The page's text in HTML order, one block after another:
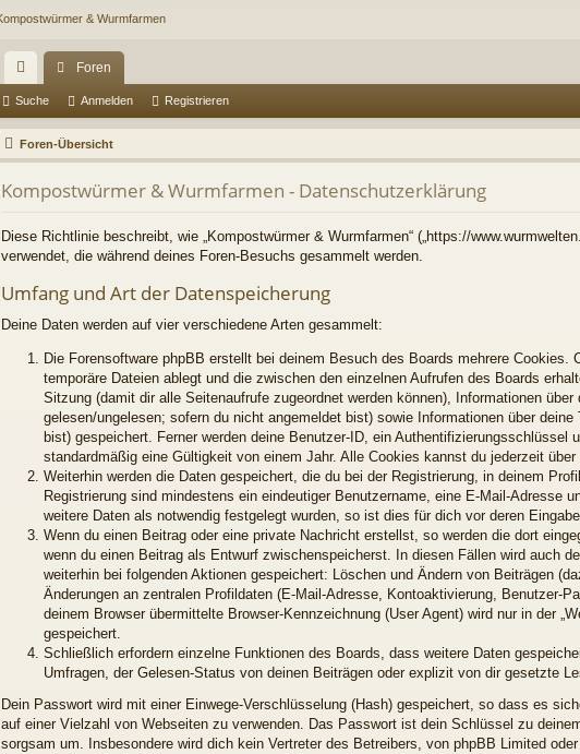
ch
ne
llz
ug
riff
Foren
Suche Anmelden Registrieren
Foren-Übersicht
Kompostwürmer & Wurmfarmen - Datenschutzerklärung
Diese Richtlinie beschreibt, wie „Kompostwürmer & Wurmfarmen“ („https://
verwendet, die während deines Foren-Besuchs gesammelt werden.
Umfang und Art der Datenspeicherung
Deine Daten werden auf vier verschiedene Arten gesammelt:
Die Forensoftware phpBB erstellt bei deinem Besuch des Boards mehrere Cookies.
temporäre Dateien ablegt und die zwischen den einzelnen Aufrufen des Boards
Sitzung (damit dir alle Seitenaufrufe zugeordnet werden können), Informationen
gelesen/ungelesen; sofern du nicht angemeldet bist) sowie Informationen über
bist) gespeichert. Ferner werden deine Benutzer-ID, ein Authentifizierungsschlüssel
standardmäßig eine Gültigkeit von einem Jahr. Alle Cookies kannst du jederzeit über
Weiterhin werden die Daten gespeichert, die du bei der Registrierung, in deinem
Registrierung sind mindestens ein eindeutiger Benutzername, eine E-Mail-Adresse
weitere Daten als notwendig festgelegt wurden, so ist dies für dich vor deren
Wenn du einen Beitrag oder eine private Nachricht erstellst, so werden die dort
wenn du einen Beitrag als Entwurf zwischenspeicherst. In diesen Fällen wird auch
weiterhin bei folgenden Aktionen gespeichert: Löschen und Ändern von Beiträgen
Änderungen an zentralen Profildaten (E-Mail-Adresse, Kontoaktivierung, Benutzer-
deinem Browser übermittelte Browser-Kennzeichnung (User Agent) wird nur in der
gespeichert.
Schließlich erfordern einzelne Funktionen des Boards, dass weitere Daten
Umfragen, der Gelesen-Status von deinen Beiträgen oder explizit von dir gesetzte
Dein Passwort wird mit einer Einwege-Verschlüsselung (Hash) gespeichert, so dass es
auf einer Vielzahl von Webseiten zu verwenden. Das Passwort ist dein Schlüssel zu
sorgsam um. Insbesondere wird dich kein Vertreter des Betreibers, von phpBB Limited